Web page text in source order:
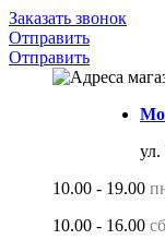
Заказать звонок
Отправить
Отправить
10.00 - 19.00
10.00 - 16.00